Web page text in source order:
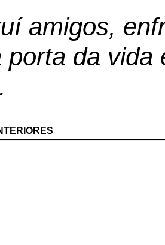
amigos,
porta da vida